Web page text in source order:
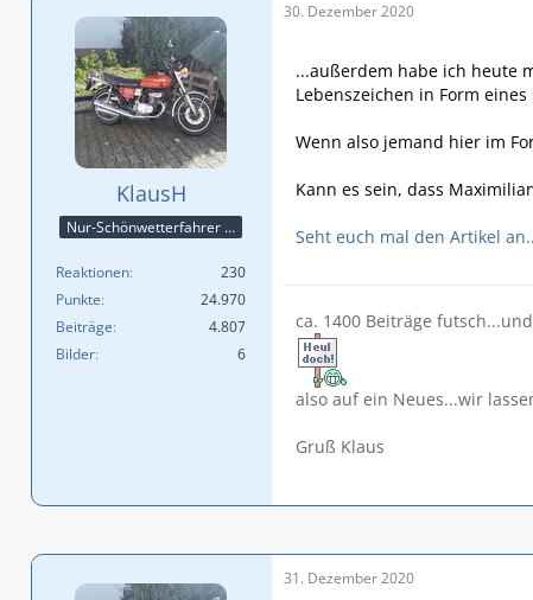
KlausH
Nur-Schönwetterfahrer !!! 😎😎😎
Reaktionen
230
Punkte
24.970
Beiträge
4.807
Bilder
6
30. Dezember 2020
...außerdem habe ich heute
Lebenszeichen in Form
Wenn also jemand hier im
Kann es sein, dass
Seht euch mal den Artikel
ca. 1400 Beiträge
also auf ein Neues...wir
Gruß Klaus
31. Dezember 2020